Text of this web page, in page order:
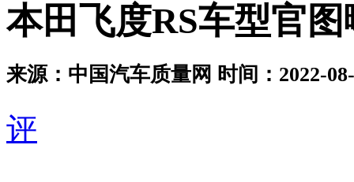
本田飞度RS车型官图
来源：中国汽车质量网 时间：2022-
评